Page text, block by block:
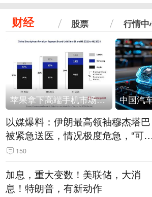
财经 股票 行情中
苹果拿下高端手机市场65%的份额：iPhone 17系列功不可没
以媒爆料：伊朗最高领袖穆杰塔巴
被紧急送医，情况极度危急，“可
随时会死去”
150
加息，重大变数！美联储，大消
息！特朗普，有新动作